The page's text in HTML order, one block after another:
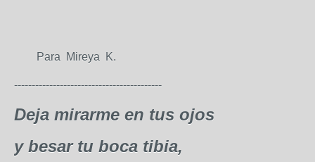
Para Mireya K.
------------------------------------------
Deja mirarme en tus ojos
y besar tu boca tibia,